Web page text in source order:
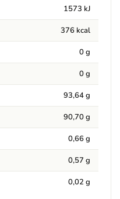
1573 kJ
376 kcal
0 g
0 g
93,64 g
90,70 g
0,66 g
0,57 g
0,02 g